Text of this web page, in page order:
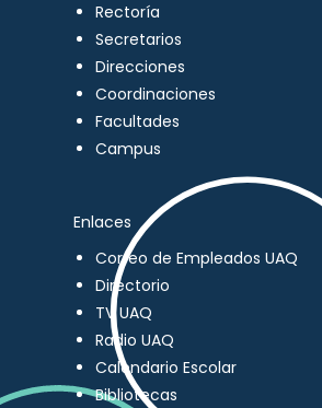
Rectoría
Secretarios
Direcciones
Coordinaciones
Facultades
Campus
Enlaces
Correo de Empleados UAQ
Directorio
TV UAQ
Radio UAQ
Calendario Escolar
Bibliotecas